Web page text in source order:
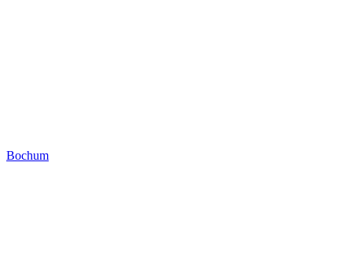
Bochum